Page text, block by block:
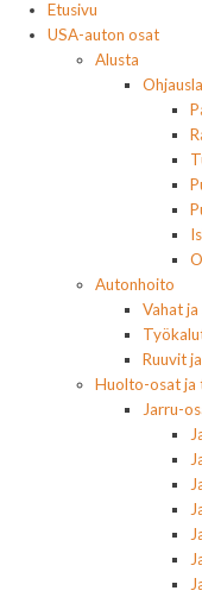
Etusivu
USA-auton osat
Alusta
Autonhoito
Vahat
Ruuvit
Huolto-osat ja
Jarru-